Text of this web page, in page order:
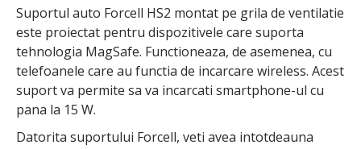
Suportul auto Forcell HS2 montat pe grila de ventilatie
este proiectat pentru dispozitivele care suporta
tehnologia MagSafe. Functioneaza, de asemenea, cu
telefoanele care au functia de incarcare wireless. Acest
suport va permite sa va incarcati smartphone-ul cu
pana la 15 W.
Datorita suportului Forcell, veti avea intotdeauna